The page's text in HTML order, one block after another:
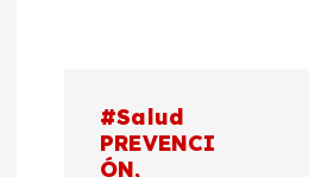
#Salud
PREVENCI
ÓN,